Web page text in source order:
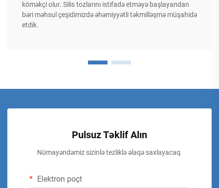
köməkçi olur. Silis tozlarını istifadə etməyə başlayandan
bəri məhsul çeşidimizdə əhəmiyyətli təkmilləşmə müşahidə
etdik.
Pulsuz Təklif Alın
Nümayəndəmiz sizinlə tezliklə əlaqə saxlayacaq.
Elektron poçt